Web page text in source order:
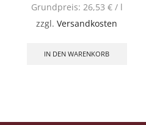
Grundpreis: 26,53 €/ l
zzgl.Versandkosten
IN DEN WARENKORB